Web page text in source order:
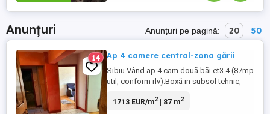
Anunțuri Anunțuri pe pagină: 20 50
14 Ap 4 camere central-zona gării
Sibiu.Vând ap 4 cam două băi et3 4 (87mp
util, conform rlv).Boxă in subsol tehnic,
mijloc. Două ap pe nivel. Central, zona
1713 EUR/m2| 87 m2